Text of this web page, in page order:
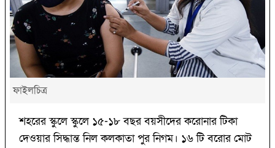
ফাইলচিত্র
শহরের স্কুলে স্কুলে ১৫-১৮ বছর বয়সীদের করোনার টিকা
দেওয়ার সিদ্ধান্ত নিল কলকাতা পুর নিগম। ১৬ টি বরোর মোট